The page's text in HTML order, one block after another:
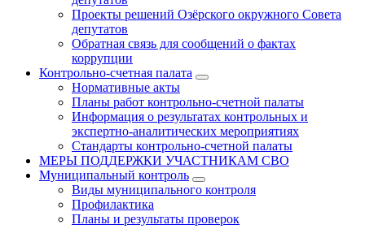
Проекты решений Озёрского окружного Совета
депутатов
Обратная связь для сообщений о фактах
коррупции
Контрольно-счетная палата
Нормативные акты
Планы работ контрольно-счетной палаты
Информация о результатах контрольных и
экспертно-аналитических мероприятиях
Стандарты контрольно-счетной палаты
МЕРЫ ПОДДЕРЖКИ УЧАСТНИКАМ СВО
Муниципальный контроль
Виды муниципального контроля
Профилактика
Планы и результаты проверок